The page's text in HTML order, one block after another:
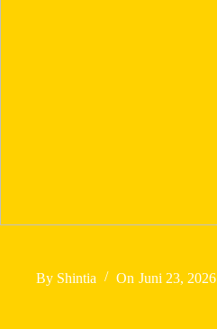
By Shintia On Juni 23, 2026